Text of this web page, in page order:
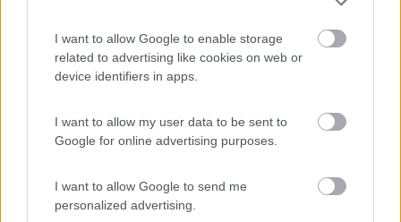
I want to allow Google to enable storage
related to advertising like cookies on web or
device identifiers in apps.
I want to allow my user data to be sent to
Google for online advertising purposes.
I want to allow Google to send me
personalized advertising.
Inserito il 21/05/2019 alle: 13:34:32
Ma la spray al silicone tipo quello per le cassette Tethford non
va bene?
-
Inserito il21/05/2019 alle:16:18:32
In risposta al messaggio di Walterxr 21/05/2019 13:34:32
Ma la spray al silicone tipo quello per le cassette Tethford non va bene?